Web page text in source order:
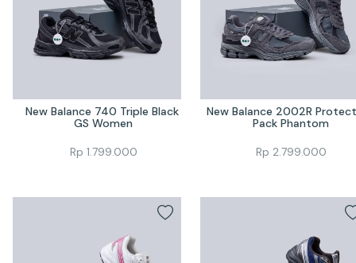
New Balance 740 Triple Black
GS Women
Rp 1.799.000
New Balance 2002R
Pack Phantom
Rp 2.799.000